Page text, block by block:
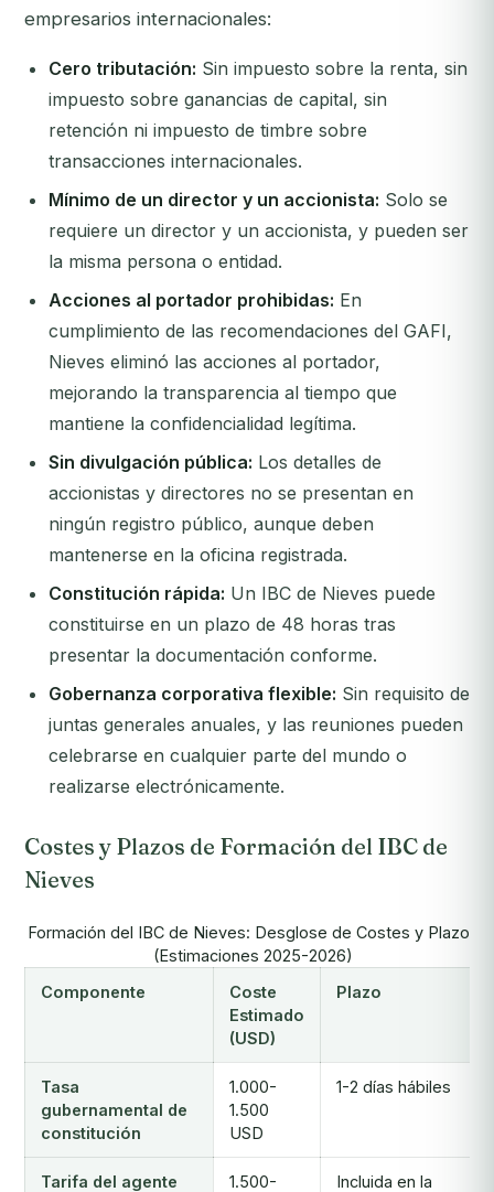
empresarios internacionales:
Cero tributación: Sin impuesto sobre la renta, sin
impuesto sobre ganancias de capital, sin
retención ni impuesto de timbre sobre
transacciones internacionales.
Mínimo de un director y un accionista: Solo se
requiere un director y un accionista, y pueden ser
la misma persona o entidad.
Acciones al portador prohibidas: En
cumplimiento de las recomendaciones del GAFI,
Nieves eliminó las acciones al portador,
mejorando la transparencia al tiempo que
mantiene la confidencialidad legítima.
Sin divulgación pública: Los detalles de
accionistas y directores no se presentan en
ningún registro público, aunque deben
mantenerse en la oficina registrada.
Constitución rápida: Un IBC de Nieves puede
constituirse en un plazo de 48 horas tras
presentar la documentación conforme.
Gobernanza corporativa flexible: Sin requisito de
juntas generales anuales, y las reuniones pueden
celebrarse en cualquier parte del mundo o
realizarse electrónicamente.
Costes y Plazos de Formación del IBC de
Nieves
Formación del IBC de Nieves: Desglose de Costes y Plazos
(Estimaciones 2025-2026)
Componente
Coste
Estimado
(USD)
Plazo
Tasa
gubernamental de
constitución
1.000-
1.500
USD
1-2 días hábiles
Tarifa del agente
1.500-
Incluida en la